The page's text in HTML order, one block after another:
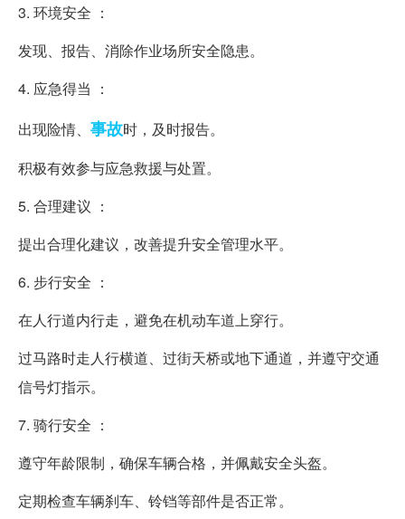
3. 环境安全 ：
发现、报告、消除作业场所安全隐患。
4. 应急得当 ：
出现险情、 事故时，及时报告。
积极有效参与应急救援与处置。
5. 合理建议 ：
提出合理化建议，改善提升安全管理水平。
6. 步行安全 ：
在人行道内行走，避免在机动车道上穿行。
过马路时走人行横道、过街天桥或地下通道，并遵守交通
信号灯指示。
7. 骑行安全 ：
遵守年龄限制，确保车辆合格，并佩戴安全头盔。
定期检查车辆刹车、铃铛等部件是否正常。